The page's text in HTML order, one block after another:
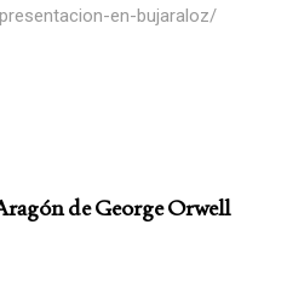
en-bujaraloz/
de George Orwell